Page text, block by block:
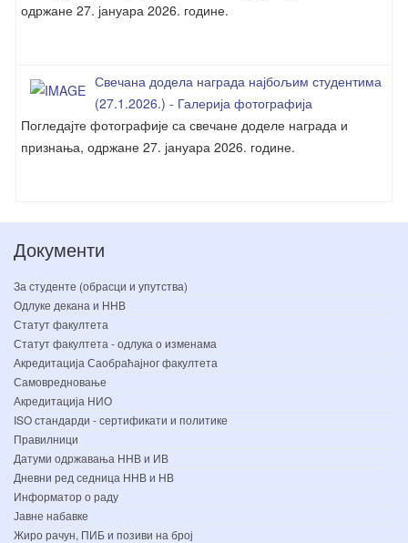
одржане 27. јануара 2026. године.
Свечана додела награда најбољим студентима
(27.1.2026.) - Галерија фотографија
Погледајте фотографије са свечане доделе награда и
признања, одржане 27. јануара 2026. године.
Документи
За студенте (обрасци и упутства)
Одлуке декана и ННВ
Статут факултета
Статут факултета - одлука о изменама
Акредитација Саобраћајног факултета
Самовредновање
Акредитација НИО
ISO стандарди - сертификати и политике
Правилници
Датуми одржавања ННВ и ИВ
Дневни ред седница ННВ и НВ
Информатор о раду
Јавне набавке
Жиро рачун, ПИБ и позиви на број